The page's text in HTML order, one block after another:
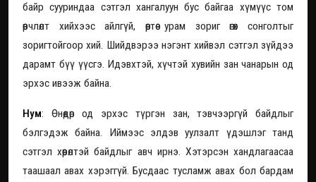
байр сууриндаа сэтгэл хангалуун бус байгаа хүмүүс том
өөрчлөлт хийхээс айлгүй, өөртөө урам зориг өгөх сонголтыг
зоригтойгоор хий. Шийдвэрээ нэгэнт хийвэл сэтгэл зүйдээ
дарамт бүү үүсгэ. Идэвхтэй, хүчтэй хувийн зан чанарын од
эрхэс ивээж байна.
Нум: Өнөөдөр од эрхэс түргэн зан, тэвчээргүй байдлыг
бэлгэдэж байна. Иймээс элдэв уулзалт үдэшлэг танд
сэтгэл хөөрөлтэй байдлыг авч ирнэ. Хэтэрсэн хандлагаасаа
таашаал авах хэрэггүй. Бусдаас тусламж авах бол бардам